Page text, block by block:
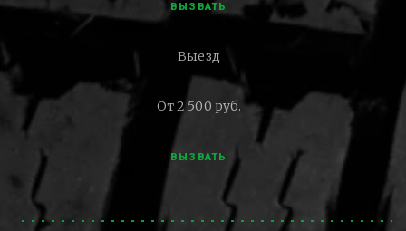
ВЫЗВАТЬ
Выезд
От 2 500 руб.
ВЫЗВАТЬ